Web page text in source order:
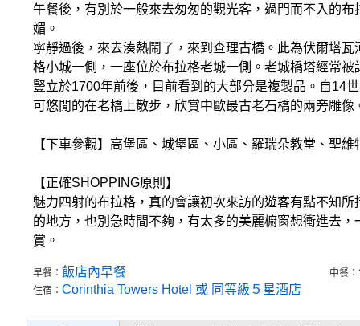
午餐後，有別於一般來去匆匆的觀光客，過門而不入的
媚。
寧靜過後，來去湊熱鬧了，來到查理古橋。此為伏爾塔
格小城一側，一座位於布拉格老城一側。老城橋塔經常
豎立於1700年前後，目前看到的大部分是複製品。自14
可悠閒的在老橋上散步，欣賞中歐最古老石橋的兩旁雕
【下車參觀】高堡區、城堡區、小區、羅瑞朵教堂、聖
【正確SHOPPING原則】
魅力四射的布拉格，真的會讓初次來訪的遊客有點不知
的地方，也別急時間不夠，有太多的美麗櫥窗想衝進去
賞。
早餐： 飯店內早餐 中餐：
住宿： Corinthia Towers Hotel 或 同等級５星酒店